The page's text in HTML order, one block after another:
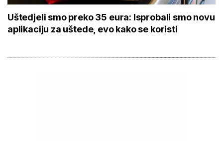
Uštedjeli smo preko 35 eura: Isprobali smo novu
aplikaciju za uštede, evo kako se koristi